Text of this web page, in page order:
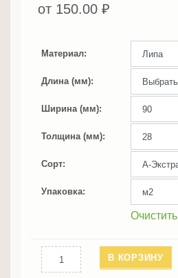
от 150.00 ₽
Материал
Длина (мм)
Ширина (мм)
Толщина (мм)
Сорт
Упаковка
Очистить
Количество
Полог
В КОРЗИНУ